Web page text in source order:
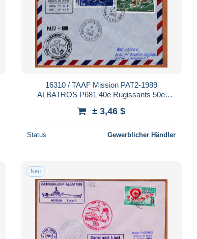
16310 / TAAF Mission PAT2-1989
ALBATROS P681 40e Rugissants 50e
± 3,46 $
Status Gewerblicher Händler
Neu